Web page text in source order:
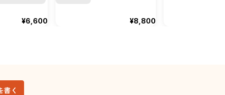
¥6,600 ¥8,800
書く